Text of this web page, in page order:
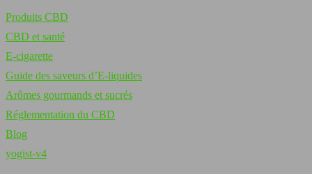
Produits CBD
CBD et santé
E-cigarette
Guide des saveurs d’E-liquides
Arômes gourmands et sucrés
Réglementation du CBD
Blog
yogist-v4